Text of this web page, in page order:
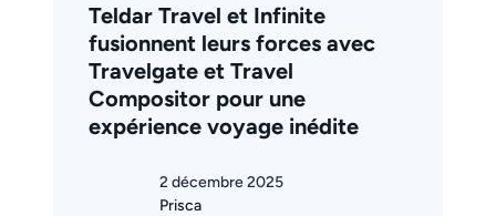
Teldar Travel et Infinite
fusionnent leurs forces avec
Travelgate et Travel
Compositor pour une
expérience voyage inédite
2 décembre 2025
Prisca